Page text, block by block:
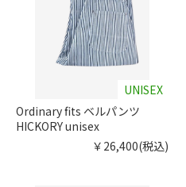
UNISEX
Ordinary fits ベルパンツ
HICKORY unisex
￥26,400(税込)